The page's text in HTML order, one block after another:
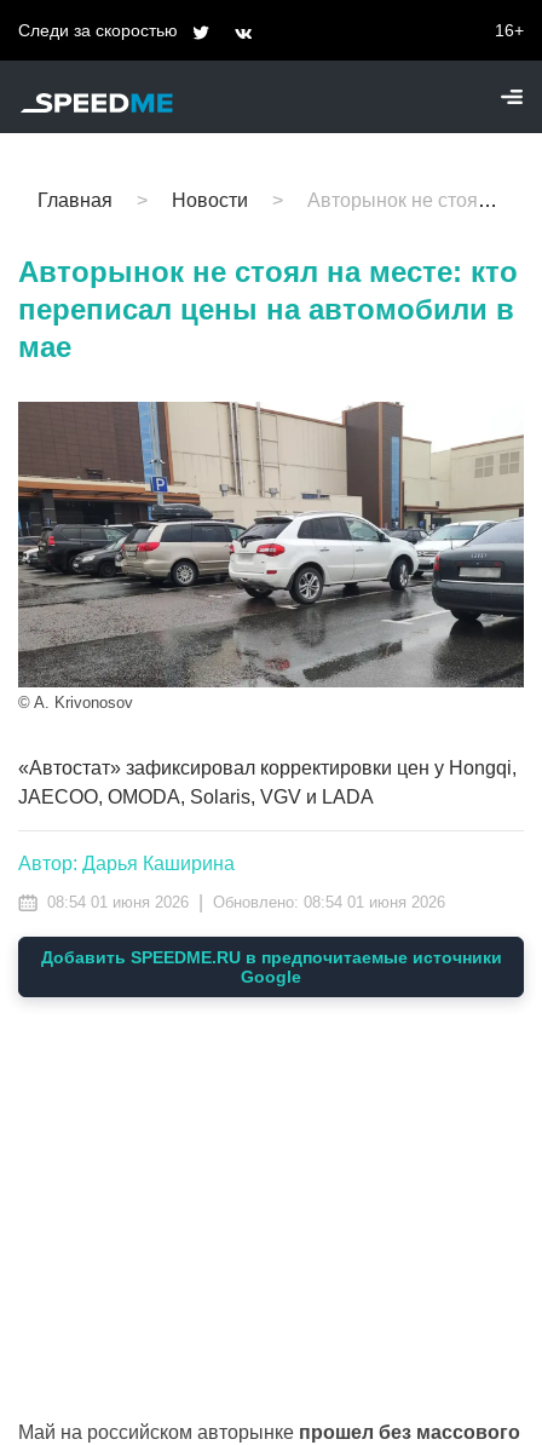
Следи за скоростью 16+
Главная Новости Авторынок не стоял на месте: кто переписал цены на автомобили в мае
Авторынок не стоял на месте: кто
переписал цены на автомобили в
мае
© A. Krivonosov
«Автостат» зафиксировал корректировки цен у Hongqi,
JAECOO, OMODA, Solaris, VGV и LADA
Автор: Дарья Каширина
08:54 01 июня 2026 Обновлено: 08:54 01 июня 2026
Добавить SPEEDME.RU в предпочитаемые источники
Google
Май на российском авторынке прошел без массового